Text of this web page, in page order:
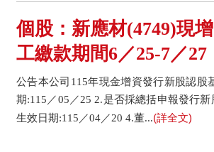
個股：新應材(4749)現
工繳款期間6／25-7／27
公告本公司115年現金增資發行新股認
期:115／05／25 2.是否採總括申報發行
生效日期:115／04／20 4.董...(詳全文)